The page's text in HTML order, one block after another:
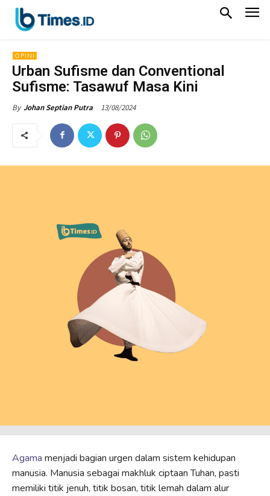
OPINI
Urban Sufisme dan Conventional
Sufisme: Tasawuf Masa Kini
By Johan Septian Putra 13/08/2024
Agama menjadi bagian urgen dalam sistem kehidupan
manusia. Manusia sebagai makhluk ciptaan Tuhan, pasti
memiliki titik jenuh, titik bosan, titik lemah dalam alur